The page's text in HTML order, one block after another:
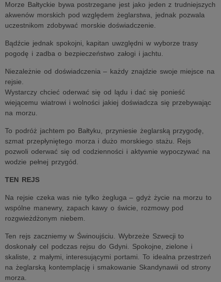
Morze Bałtyckie bywa postrzegane jest jako jeden z trudniejszych
akwenów morskich pod względem żeglarstwa, jednak pozwala
uczestnikom zdobywać morskie doświadczenie.
Bądźcie jednak spokojni, kapitan uwzględni w wyborze trasy
pogodę i zadba o bezpieczeństwo załogi i jachtu.
Niezależnie od doświadczenia – każdy znajdzie swoje miejsce na
rejsie.
Wystarczy chcieć oderwać się od lądu i dać się ponieść
wiejącemu wiatrowi i wolności jakiej doświadcza się przebywając
na morzu.
To podróż jachtem po Bałtyku, przyniesie żeglarską przygodę,
szmat przepłyniętego morza i dużo morskiego stażu. Rejs
pozwoli oderwać się od codzienności i aktywnie wypoczywać na
wodzie pełnej przygód.
TEN REJS
Na rejsie czeka was nie tylko żegluga – gdyż życie na morzu to
wspólne manewry, zapach kawy o świcie, rozmowy pod
rozgwieżdżonym niebem.
Ten rejs zaczniemy w Świnoujściu. Wybrzeże Szwecji to
doskonały cel podczas rejsu do Gdyni. Spokojne, zielone i
skaliste, z małymi, interesującymi portami. To idealna przestrzeń
na żeglarską kontemplację i smakowanie Skandynawii od strony
morza.